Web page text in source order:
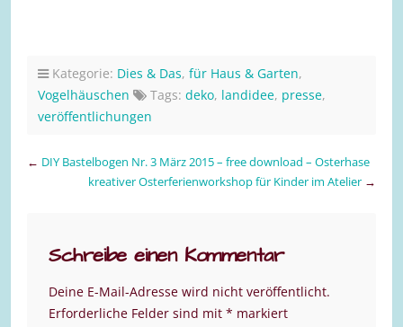
Kategorie: Dies & Das, für Haus & Garten,
Vogelhäuschen
Tags: deko, landidee, presse,
veröffentlichungen
← DIY Bastelbogen Nr. 3 März 2015 – free download – Osterhase
kreativer Osterferienworkshop für Kinder im Atelier →
Schreibe einen Kommentar
Deine E-Mail-Adresse wird nicht veröffentlicht.
Erforderliche Felder sind mit * markiert